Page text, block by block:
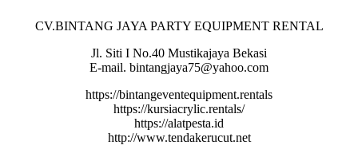
CV.BINTANG JAYA PARTY EQUIPMENT RENTAL
Jl. Siti I No.40 Mustikajaya Bekasi
E-mail. bintangjaya75@yahoo.com
https://bintangeventequipment.rentals
https://kursiacrylic.rentals/
https://alatpesta.id
http://www.tendakerucut.net